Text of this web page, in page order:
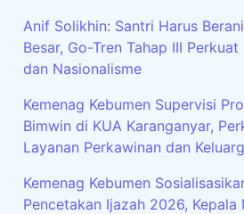
Anif Solikhin: Santri Harus
Besar, Go-Tren Tahap III
dan Nasionalisme
Kemenag Kebumen Supervisi
Bimwin di KUA Karanganyar,
Layanan Perkawinan dan
Kemenag Kebumen
Pencetakan Ijazah 2026, Kepala